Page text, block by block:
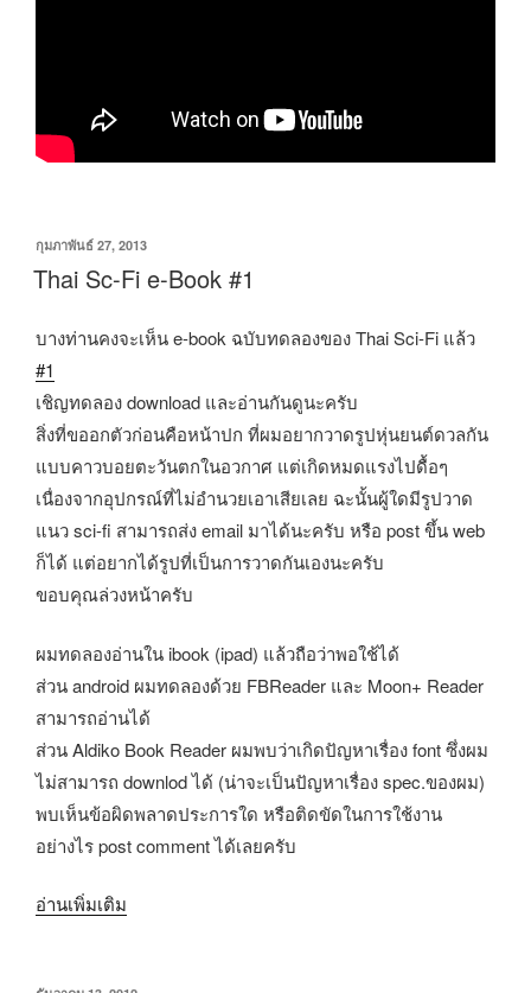
เขียน
ที่
กุมภาพันธ์ 27, 2013
Thai Sc-Fi e-Book #1
บางท่านคงจะเห็น e-book ฉบับทดลองของ Thai Sci-Fi แล้ว
#1
เชิญทดลอง download และอ่านกันดูนะครับ
สิ่งที่ขออกตัวก่อนคือหน้าปก ที่ผมอยากวาดรูปหุ่นยนต์ดวลกัน
แบบคาวบอยตะวันตกในอวกาศ แต่เกิดหมดแรงไปดื้อๆ
เนื่องจากอุปกรณ์ที่ไม่อำนวยเอาเสียเลย ฉะนั้นผู้ใดมีรูปวาด
แนว sci-fi สามารถส่ง email มาได้นะครับ หรือ post ขึ้น web
ก็ได้ แต่อยากได้รูปที่เป็นการวาดกันเองนะครับ
ขอบคุณล่วงหน้าครับ
ผมทดลองอ่านใน ibook (ipad) แล้วถือว่าพอใช้ได้
ส่วน android ผมทดลองด้วย FBReader และ Moon+ Reader
สามารถอ่านได้
ส่วน Aldiko Book Reader ผมพบว่าเกิดปัญหาเรื่อง font ซึ่งผม
ไม่สามารถ downlod ได้ (น่าจะเป็นปัญหาเรื่อง spec.ของผม)
พบเห็นข้อผิดพลาดประการใด หรือติดขัดในการใช้งาน
อย่างไร post comment ได้เลยครับ
อ่านเพิ่มเติม